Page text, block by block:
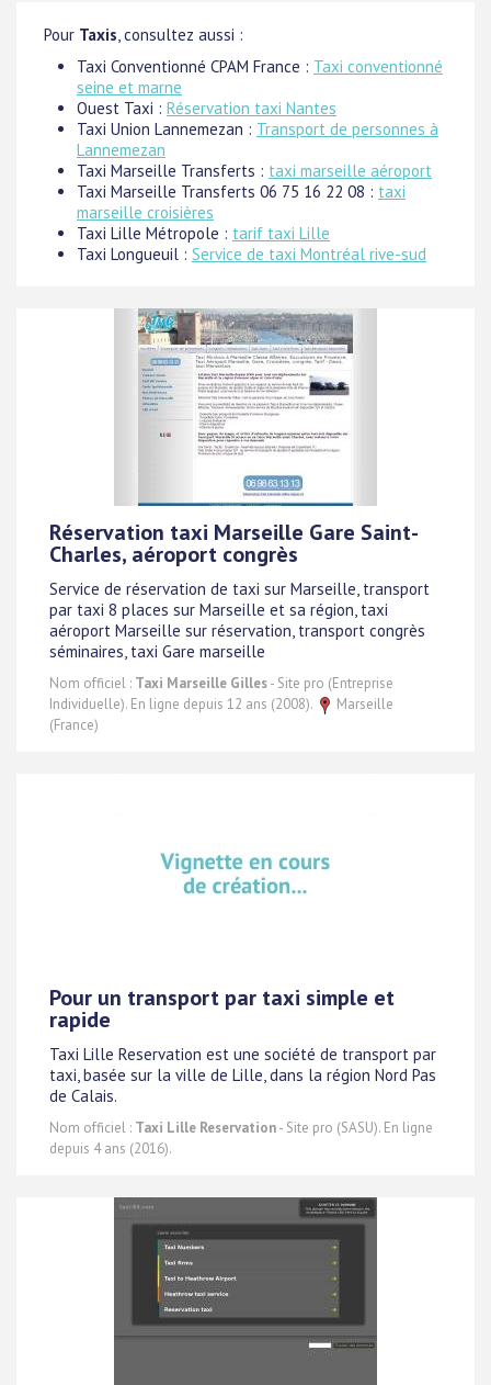
Pour Taxis, consultez aussi :
Taxi Conventionné CPAM France : Taxi conventionné
seine et marne
Ouest Taxi : Réservation taxi Nantes
Taxi Union Lannemezan : Transport de personnes à
Lannemezan
Taxi Marseille Transferts : taxi marseille aéroport
Taxi Marseille Transferts 06 75 16 22 08 : taxi
marseille croisières
Taxi Lille Métropole : tarif taxi Lille
Taxi Longueuil : Service de taxi Montréal rive-sud
Réservation taxi Marseille Gare Saint-
Charles, aéroport congrès
Service de réservation de taxi sur Marseille, transport
par taxi 8 places sur Marseille et sa région, taxi
aéroport Marseille sur réservation, transport congrès
séminaires, taxi Gare marseille
Nom officiel : Taxi Marseille Gilles- Site pro (Entreprise
Individuelle). En ligne depuis 12 ans (2008).
Marseille
(France)
Pour un transport par taxi simple et
rapide
Taxi Lille Reservation est une société de transport par
taxi, basée sur la ville de Lille, dans la région Nord Pas
de Calais.
Nom officiel : Taxi Lille Reservation- Site pro (SASU). En ligne
depuis 4 ans (2016).